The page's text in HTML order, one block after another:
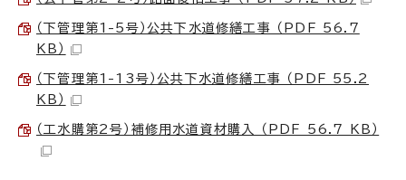
（下管理第1-5号）公共下水道修繕工事 （PDF 56.7
KB）
（下管理第1-13号）公共下水道修繕工事 （PDF 55.2
KB）
（工水購第2号）補修用水道資材購入 （PDF 56.7 KB）